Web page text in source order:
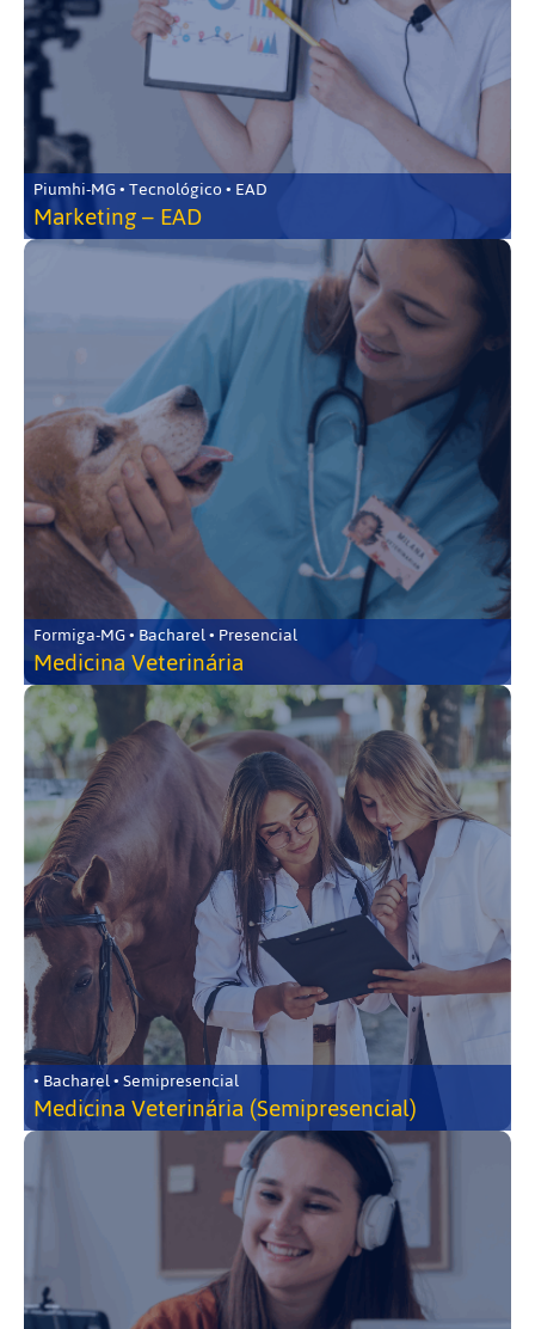
Piumhi-MG • Tecnológico • EAD
Marketing – EAD
Formiga-MG • Bacharel • Presencial
Medicina Veterinária
• Bacharel • Semipresencial
Medicina Veterinária (Semipresencial)